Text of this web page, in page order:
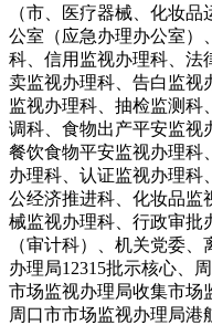
（市、医疗器械、化妆
公室（应急办理办公室）
科、信用监视办理科、法
卖监视办理科、告白监视
监视办理科、抽检监测科
调科、食物出产平安监视
餐饮食物平安监视办理科
办理科、认证监视办理科
公经济推进科、化妆品监
械监视办理科、行政审批
（审计科）、机关党委
办理局12315批示核心、
市场监视办理局收集市场
周口市市场监视办理局港